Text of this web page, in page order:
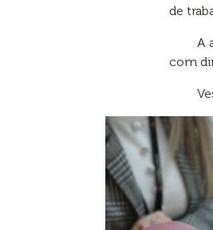
de
A
com